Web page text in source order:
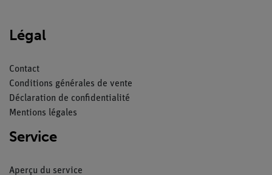
Légal
Contact
Conditions générales de vente
Déclaration de confidentialité
Mentions légales
Service
Aperçu du service